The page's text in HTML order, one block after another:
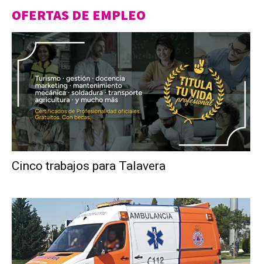
OFERTAS DE EMPLEO
Cinco trabajos para Talavera